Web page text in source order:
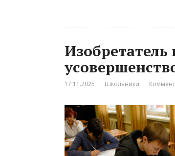
17.11.2025 Школьники